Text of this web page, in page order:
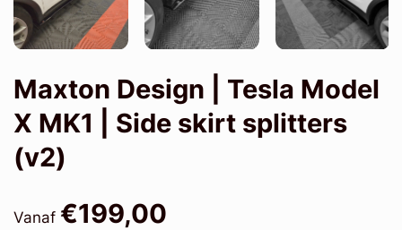
Maxton Design | Tesla Model
X MK1 | Side skirt splitters
(v2)
Vanaf €199,00